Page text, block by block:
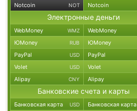
Notcoin NOT Notcoin
Электронные деньги
WebMoney WMZ WebMoney
ЮMoney RUB ЮMoney
PayPal USD PayPal
Volet USD Volet
Alipay CNY Alipay
Банковские счета и карты
Банковская карта USD Банковская карта